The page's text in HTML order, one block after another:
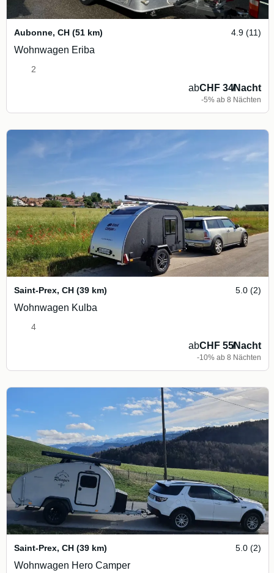
Aubonne, CH (51 km) 4.9 (11)
Wohnwagen Eriba
2
abCHF 34/Nacht
-5% ab 8 Nächten
Saint-Prex, CH (39 km) 5.0 (2)
Wohnwagen Kulba
4
abCHF 55/Nacht
-10% ab 8 Nächten
Saint-Prex, CH (39 km) 5.0 (2)
Wohnwagen Hero Camper